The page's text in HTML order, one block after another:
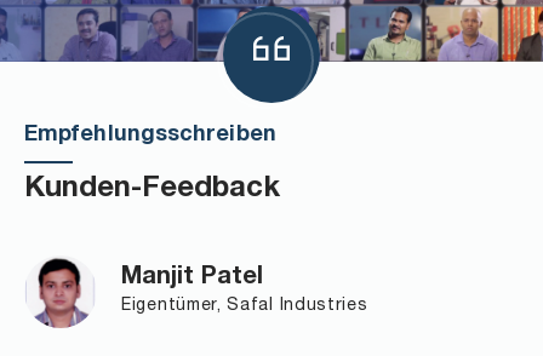
Empfehlungsschreiben
Kunden-Feedback
Manjit Patel
Eigentümer, Safal Industries